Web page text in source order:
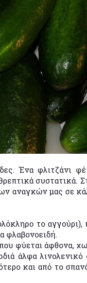
Ένα φλιτζάνι
συστατικά.
αναγκών μας σε
το αγγούρι),
φλαβονοειδή.
φύεται άφθονα,
άλφα λινολενικό
και από το